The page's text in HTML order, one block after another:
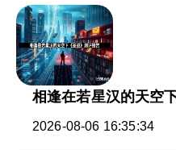
相逢在若星汉的天空
2026-08-06 16:35:34